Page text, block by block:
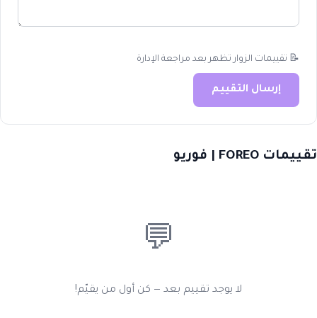
📝 تقييمات الزوار تظهر بعد مراجعة الإدارة
إرسال التقييم
تقييمات FOREO | فوريو
💬
لا يوجد تقييم بعد — كن أول من يقيّم!